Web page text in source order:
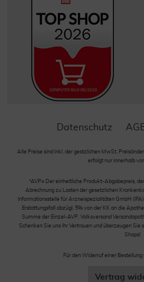
Datenschutz
Alle Preise sind inkl. der gestzlichen MwSt.
erfolgt nur innerhalb
*AVP= Der einheitliche Produkt-Abgabepreis,
Abrechnung zu Lasten der gesetzlichen
Informationsstelle für Arzneispezialitäten GmbH
Erstattungsfall abzügl. 5% von der KK an die
Summe der Einzel-AVP. Volksversand
Schenken Sie uns Ihr Vertrauen und überzeugen Sie
Shops!
Für den Widerruf einer Bestellung
Vertrag